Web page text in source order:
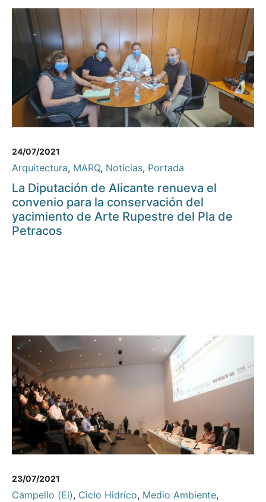
24/07/2021
Arquitectura, MARQ, Noticias, Portada
La Diputación de Alicante renueva el
convenio para la conservación del
yacimiento de Arte Rupestre del Pla de
Petracos
23/07/2021
Campello (El), Ciclo Hidríco, Medio Ambiente,